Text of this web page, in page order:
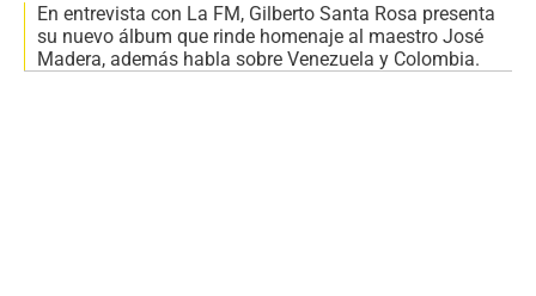
En entrevista con La FM, Gilberto Santa Rosa presenta
su nuevo álbum que rinde homenaje al maestro José
Madera, además habla sobre Venezuela y Colombia.